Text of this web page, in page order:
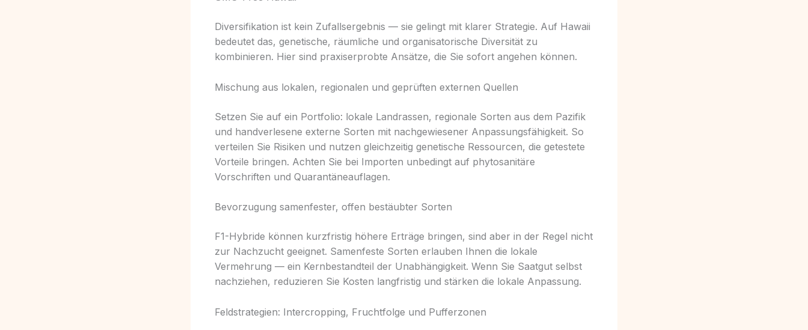
Diversifikation ist kein Zufallsergebnis — sie gelingt mit klarer Strategie. Auf Hawaii
bedeutet das, genetische, räumliche und organisatorische Diversität zu
kombinieren. Hier sind praxiserprobte Ansätze, die Sie sofort angehen können.
Mischung aus lokalen, regionalen und geprüften externen Quellen
Setzen Sie auf ein Portfolio: lokale Landrassen, regionale Sorten aus dem Pazifik
und handverlesene externe Sorten mit nachgewiesener Anpassungsfähigkeit. So
verteilen Sie Risiken und nutzen gleichzeitig genetische Ressourcen, die getestete
Vorteile bringen. Achten Sie bei Importen unbedingt auf phytosanitäre
Vorschriften und Quarantäneauflagen.
Bevorzugung samenfester, offen bestäubter Sorten
F1-Hybride können kurzfristig höhere Erträge bringen, sind aber in der Regel nicht
zur Nachzucht geeignet. Samenfeste Sorten erlauben Ihnen die lokale
Vermehrung — ein Kernbestandteil der Unabhängigkeit. Wenn Sie Saatgut selbst
nachziehen, reduzieren Sie Kosten langfristig und stärken die lokale Anpassung.
Feldstrategien: Intercropping, Fruchtfolge und Pufferzonen